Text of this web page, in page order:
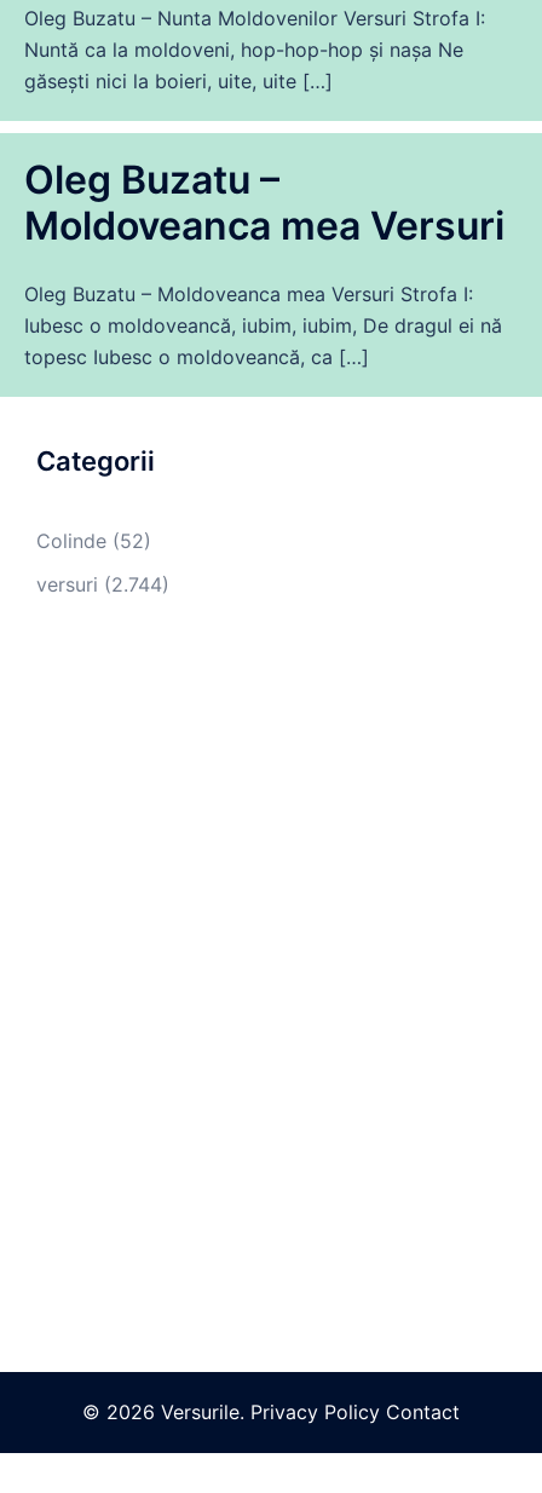
Oleg Buzatu – Nunta Moldovenilor Versuri Strofa I:
Nuntă ca la moldoveni, hop-hop-hop și nașa Ne
găsești nici la boieri, uite, uite […]
Oleg Buzatu –
Moldoveanca mea Versuri
Oleg Buzatu – Moldoveanca mea Versuri Strofa I:
Iubesc o moldoveancă, iubim, iubim, De dragul ei nă
topesc Iubesc o moldoveancă, ca […]
Categorii
Colinde (52)
versuri (2.744)
© 2026 Versurile. Privacy Policy Contact